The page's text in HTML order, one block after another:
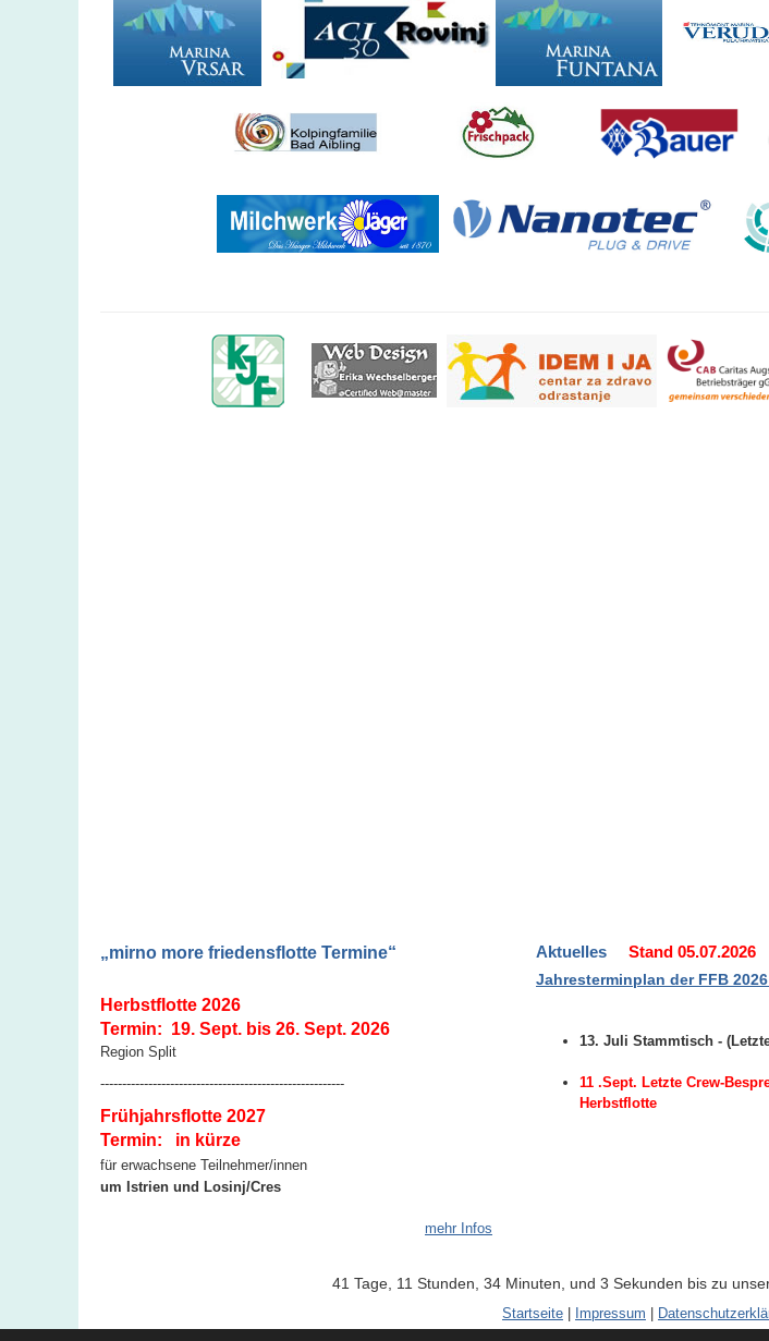
„mirno more friedensflotte Termine“
Herbstflotte 2026
Termin: 19. Sept. bis 26. Sept. 2026
Region Split
--------------------------------------------------------
Frühjahrsflotte 2027
Termin: in kürze
für erwachsene Teilnehmer/innen
um Istrien und Losinj/Cres
mehr Infos
Aktuelles Stand 05.07.2026
Jahresterminplan der FFB
13. Juli Stammtisch -
11 .Sept. Letzte Crew-
Herbstflotte
41 Tage, 11 Stunden, 34 Minuten, und 2 Sekunden bis zu
Startseite Impressum